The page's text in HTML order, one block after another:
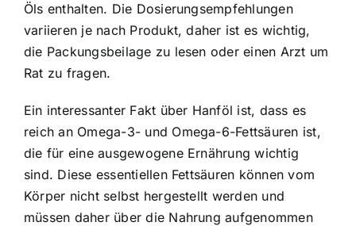
Öls enthalten. Die Dosierungsempfehlungen
variieren je nach Produkt, daher ist es wichtig,
die Packungsbeilage zu lesen oder einen Arzt um
Rat zu fragen.
Ein interessanter Fakt über Hanföl ist, dass es
reich an Omega-3- und Omega-6-Fettsäuren ist,
die für eine ausgewogene Ernährung wichtig
sind. Diese essentiellen Fettsäuren können vom
Körper nicht selbst hergestellt werden und
müssen daher über die Nahrung aufgenommen